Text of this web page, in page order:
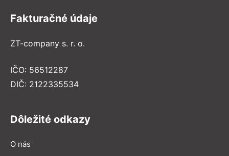
Fakturačné údaje
ZT-company s. r. o.
IČO: 56512287
DIČ: 2122335534
Dôležité odkazy
O nás